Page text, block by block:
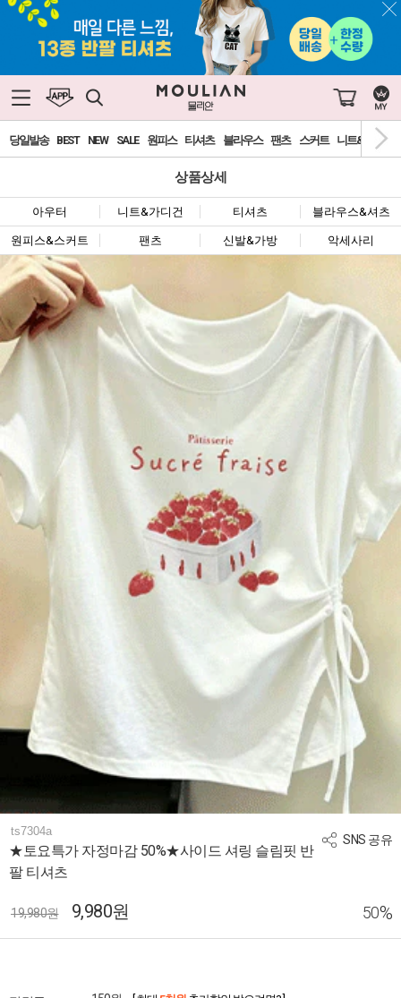
당일발송 BEST NEW SALE 원피스 티셔츠 블라우스 팬츠 스커트 니트&가디건
상품상세
아우터 니트&가디건 티셔츠 블라우스&셔츠
원피스&스커트 팬츠 신발&가방 악세사리
SNS 공유
ts7304a
★토요특가 자정마감 50%★사이드 셔링 슬림핏 반
팔 티셔츠
19,980원 9,980원 50%